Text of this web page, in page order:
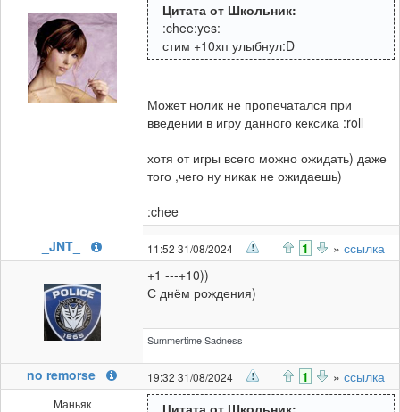
Цитата от Школьник:
:chee:yes:
стим +10хп улыбнул:D
Может нолик не пропечатался при
введении в игру данного кексика :roll
хотя от игры всего можно ожидать) даже
того ,чего ну никак не ожидаешь)
:chee
_JNT_
11:52 31/08/2024 1 » ссылка
+1 ---+10))
С днём рождения)
Summertime Sadness
no remorse 19:32 31/08/2024 1 » ссылка
Маньяк